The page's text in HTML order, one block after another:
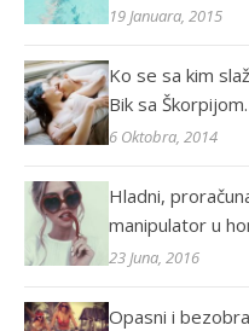
19 Januara, 2015
Ko se sa kim
Bik sa
6 Oktobra, 2014
Hladni,
manipulator u
23 Juna, 2016
Opasni i